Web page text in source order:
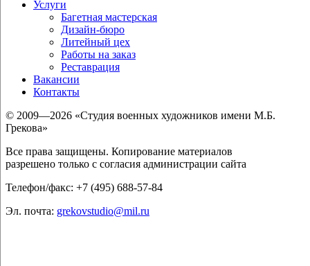
Услуги
Багетная мастерская
Дизайн-бюро
Литейный цех
Работы на заказ
Реставрация
Вакансии
Контакты
© 2009—2026 «Студия военных художников имени М.Б.
Грекова»
Все права защищены. Копирование материалов
разрешено только с согласия администрации сайта
Телефон/факс: +7 (495) 688-57-84
Эл. почта: grekovstudio@mil.ru